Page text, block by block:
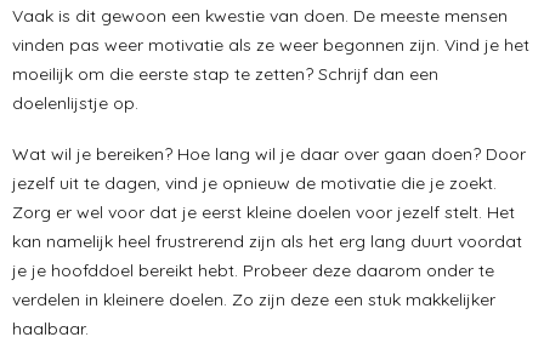
Vaak is dit gewoon een kwestie van doen. De meeste mensen
vinden pas weer motivatie als ze weer begonnen zijn. Vind je het
moeilijk om die eerste stap te zetten? Schrijf dan een
doelenlijstje op.
Wat wil je bereiken? Hoe lang wil je daar over gaan doen? Door
jezelf uit te dagen, vind je opnieuw de motivatie die je zoekt.
Zorg er wel voor dat je eerst kleine doelen voor jezelf stelt. Het
kan namelijk heel frustrerend zijn als het erg lang duurt voordat
je je hoofddoel bereikt hebt. Probeer deze daarom onder te
verdelen in kleinere doelen. Zo zijn deze een stuk makkelijker
haalbaar.